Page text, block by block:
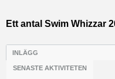
Ett antal Swim Whizzar
INLÄGG
SENASTE AKTIVITETEN